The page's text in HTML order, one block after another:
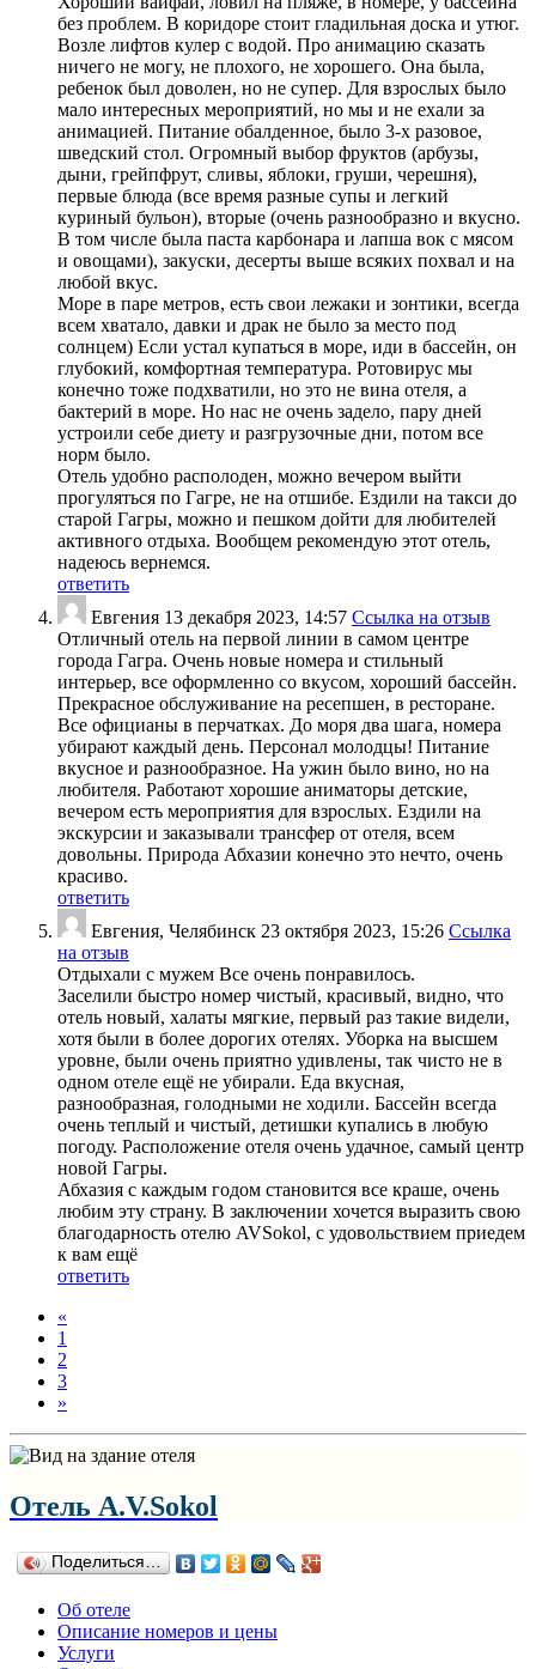
без проблем. В коридоре стоит гладильная доска и утюг.
Возле лифтов кулер с водой. Про анимацию сказать
ничего не могу, не плохого, не хорошего. Она была,
ребенок был доволен, но не супер. Для взрослых было
мало интересных мероприятий, но мы и не ехали за
анимацией. Питание обалденное, было 3-х разовое,
шведский стол. Огромный выбор фруктов (арбузы,
дыни, грейпфрут, сливы, яблоки, груши, черешня),
первые блюда (все время разные супы и легкий
куриный бульон), вторые (очень разнообразно и вкусно.
В том числе была паста карбонара и лапша вок с мясом
и овощами), закуски, десерты выше всяких похвал и на
любой вкус.
Море в паре метров, есть свои лежаки и зонтики, всегда
всем хватало, давки и драк не было за место под
солнцем) Если устал купаться в море, иди в бассейн, он
глубокий, комфортная температура. Ротовирус мы
конечно тоже подхватили, но это не вина отеля, а
бактерий в море. Но нас не очень задело, пару дней
устроили себе диету и разгрузочные дни, потом все
норм было.
Отель удобно располоден, можно вечером выйти
прогуляться по Гагре, не на отшибе. Ездили на такси до
старой Гагры, можно и пешком дойти для любителей
активного отдыха. Вообщем рекомендую этот отель,
надеюсь вернемся.
ответить
Евгения 13 декабря 2023, 14:57 Ссылка на отзыв
Отличный отель на первой линии в самом центре
города Гагра. Очень новые номера и стильный
интерьер, все оформленно со вкусом, хороший бассейн.
Прекрасное обслуживание на ресепшен, в ресторане.
Все официаны в перчатках. До моря два шага, номера
убирают каждый день. Персонал молодцы! Питание
вкусное и разнообразное. На ужин было вино, но на
любителя. Работают хорошие аниматоры детские,
вечером есть мероприятия для взрослых. Ездили на
экскурсии и заказывали трансфер от отеля, всем
довольны. Природа Абхазии конечно это нечто, очень
красиво.
ответить
Евгения, Челябинск 23 октября 2023, 15:26 Ссылка
на отзыв
Отдыхали с мужем Все очень понравилось.
Заселили быстро номер чистый, красивый, видно, что
отель новый, халаты мягкие, первый раз такие видели,
хотя были в более дорогих отелях. Уборка на высшем
уровне, были очень приятно удивлены, так чисто не в
одном отеле ещё не убирали. Еда вкусная,
разнообразная, голодными не ходили. Бассейн всегда
очень теплый и чистый, детишки купались в любую
погоду. Расположение отеля очень удачное, самый центр
новой Гагры.
Абхазия с каждым годом становится все краше, очень
любим эту страну. В заключении хочется выразить свою
благодарность отелю AVSokol, с удовольствием приедем
к вам ещё
ответить
«
1
2
3
»
Отель A.V.Sokol
Поделиться…
Об отеле
Описание номеров и цены
Услуги